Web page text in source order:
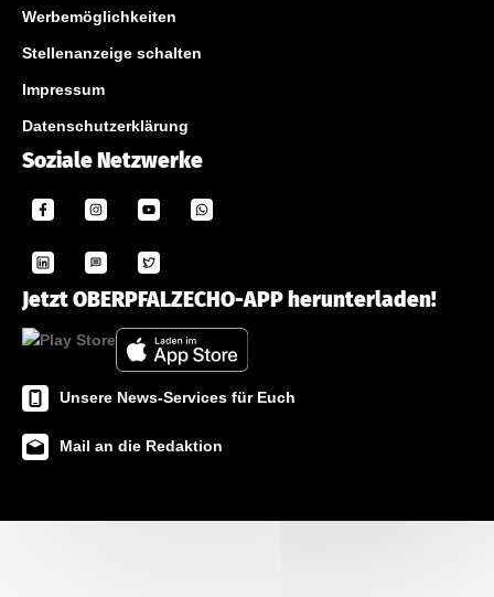
Werbemöglichkeiten
Stellenanzeige schalten
Impressum
Datenschutzerklärung
Soziale Netzwerke
Jetzt OBERPFALZECHO-APP herunterladen!
Unsere News-Services für Euch
Mail an die Redaktion